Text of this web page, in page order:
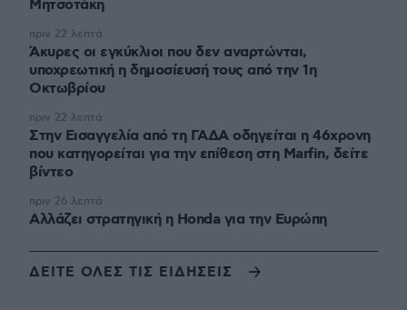
Μητσοτάκη
Άκυρες οι εγκύκλιοι που δεν αναρτώνται,
υποχρεωτική η δημοσίευσή τους από την 1η
Οκτωβρίου
πριν 22 λεπτά
Στην Εισαγγελία από τη ΓΑΔΑ οδηγείται η 46χρονη
που κατηγορείται για την επίθεση στη Marfin, δείτε
βίντεο
πριν 22 λεπτά
Αλλάζει στρατηγική η Honda για την Ευρώπη
πριν 26 λεπτά
ΔΕΙΤΕ ΟΛΕΣ ΤΙΣ ΕΙΔΗΣΕΙΣ